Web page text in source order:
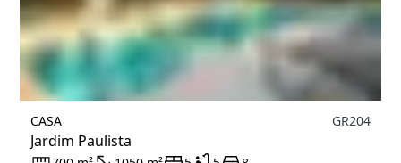
CASA
Jardim Paulista
GR204